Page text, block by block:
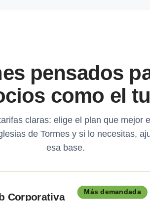
pensados
como el
claras: elige el plan que mejor
de Tormes y si lo necesitas,
esa base.
Corporativa Más demandada